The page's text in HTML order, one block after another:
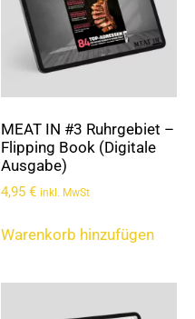
MEAT IN #3 Ruhrgebiet –
Flipping Book (Digitale
Ausgabe)
4,95 € inkl. MwSt
Warenkorb hinzufügen